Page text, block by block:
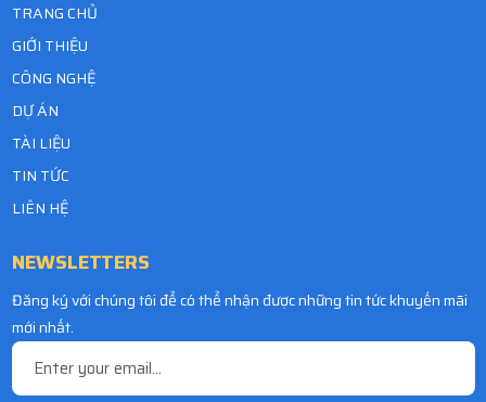
TRANG CHỦ
GIỚI THIỆU
CÔNG NGHỆ
DỰ ÁN
TÀI LIỆU
TIN TỨC
LIÊN HỆ
NEWSLETTERS
Đăng ký với chúng tôi để có thể nhận được những tin tức khuyến mãi
mới nhất.